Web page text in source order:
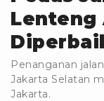
Lenteng
Penanganan
Jakarta Selatan
Jakarta.